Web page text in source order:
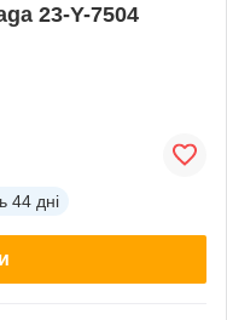
23-Y-7504
44 дні